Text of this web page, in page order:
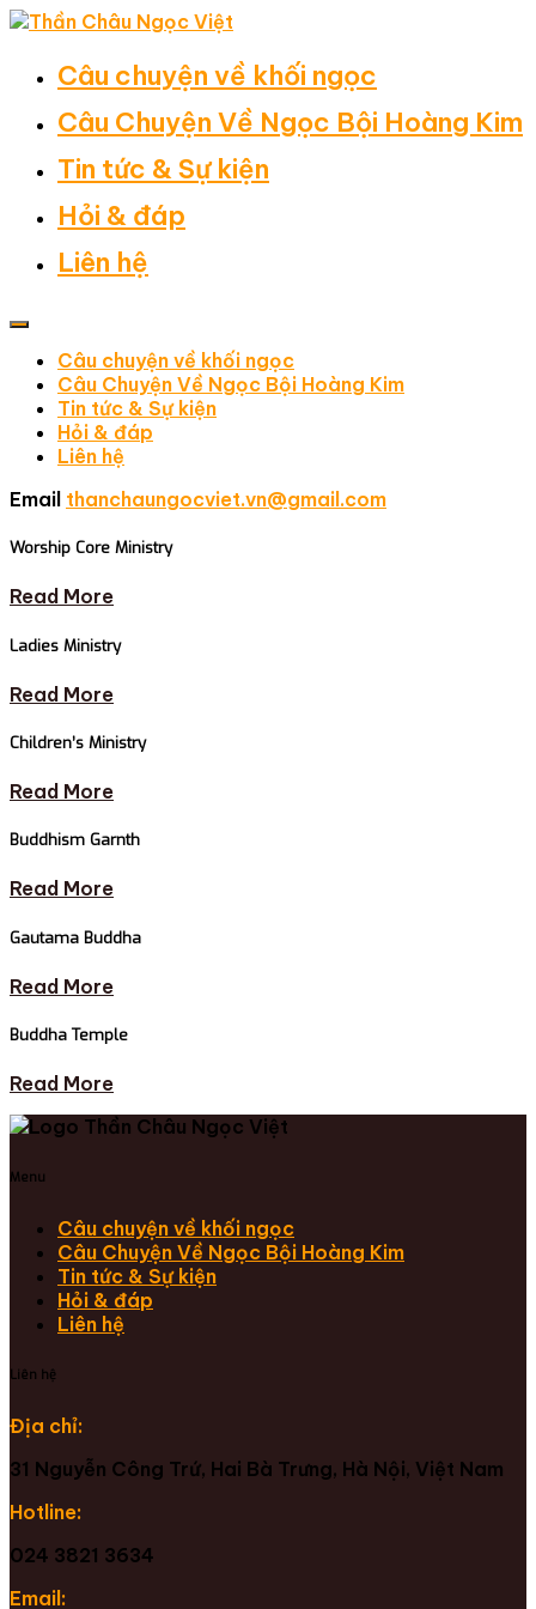
Câu chuyện về khối ngọc
Câu Chuyện Về Ngọc Bội Hoàng Kim
Tin tức & Sự kiện
Hỏi & đáp
Liên hệ
Câu chuyện về khối ngọc
Câu Chuyện Về Ngọc Bội Hoàng Kim
Tin tức & Sự kiện
Hỏi & đáp
Liên hệ
Email thanchaungocviet.vn@gmail.com
Worship Core Ministry
Read More
Ladies Ministry
Read More
Children’s Ministry
Read More
Buddhism Garnth
Read More
Gautama Buddha
Read More
Buddha Temple
Read More
Menu
Câu chuyện về khối ngọc
Câu Chuyện Về Ngọc Bội Hoàng Kim
Tin tức & Sự kiện
Hỏi & đáp
Liên hệ
Liên hệ
Địa chỉ:
31 Nguyễn Công Trứ, Hai Bà Trưng, Hà Nội, Việt Nam
Hotline:
024 3821 3634
Email: